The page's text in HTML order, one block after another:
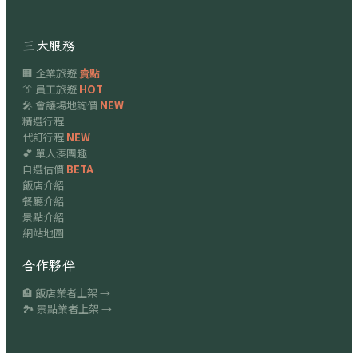
三大服務
🏢 企業旅遊賣點
👔 員工旅遊 HOT
🎤 會議場地詢價 NEW
精選行程
代訂行程 NEW
💕 單人湊團趣
自選估價 BETA
飯店介紹
餐廳介紹
景點介紹
網站地圖
合作夥伴
🏨 飯店業者上架 →
🏞 景點業者上架 →